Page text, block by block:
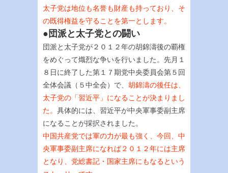
太子党は地位も名誉も財産も持っており、そ
の既得権益を守ることを第一とします。
●団派と太子党との闘い
団派と太子党が２０１２年の胡錦濤後の覇権
をめぐって熾烈な争いを行いました。先月１
８日に終了した第１７期党中央委員会第５回
全体会議（５中全会）で、 胡錦濤の後任は、
太子党の「習近平」になることが決まりまし
た。 具体的には、習近平が中央軍事委副主席
になることが採択されました。
中国共産党では軍の力が最も強く、今回、中
央軍事委副主席になれば２０１２年には主席
となり、党総書記・国家主席にもなるという